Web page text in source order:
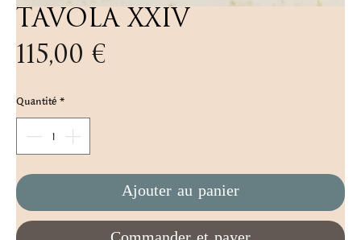
TAVOLA XXIV
115,00 €
Quantité*
Ajouter au panier